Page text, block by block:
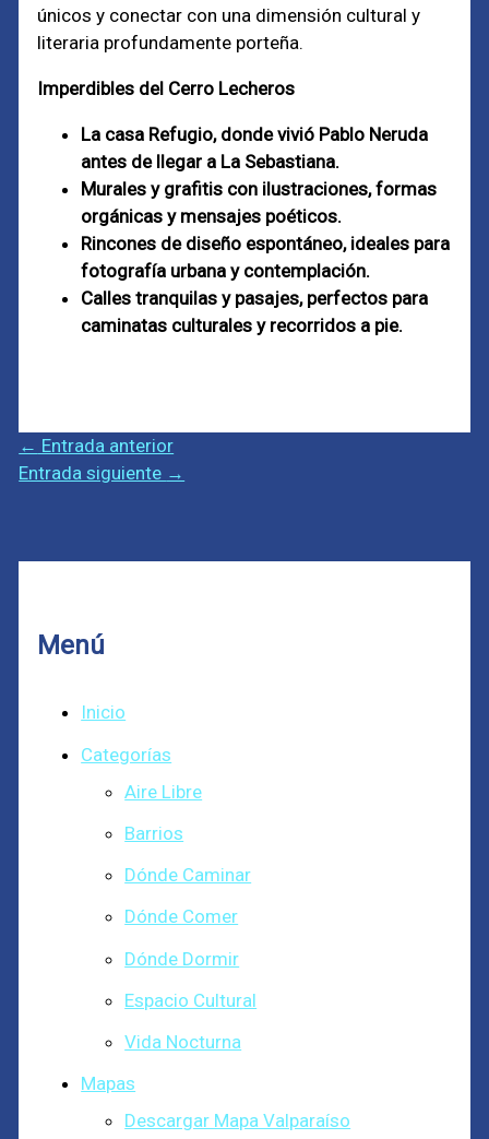
únicos y conectar con una dimensión cultural y
literaria profundamente porteña.
Imperdibles del Cerro Lecheros
La casa Refugio, donde vivió Pablo Neruda
antes de llegar a La Sebastiana.
Murales y grafitis con ilustraciones, formas
orgánicas y mensajes poéticos.
Rincones de diseño espontáneo, ideales para
fotografía urbana y contemplación.
Calles tranquilas y pasajes, perfectos para
caminatas culturales y recorridos a pie.
← Entrada anterior
Entrada siguiente →
Menú
Inicio
Categorías
Aire Libre
Barrios
Dónde Caminar
Dónde Comer
Dónde Dormir
Espacio Cultural
Vida Nocturna
Mapas
Descargar Mapa Valparaíso